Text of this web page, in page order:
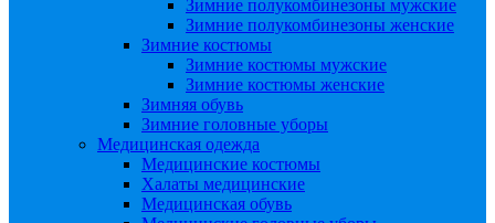
Зимние полукомбинезоны мужские
Зимние полукомбинезоны женские
Зимние костюмы
Зимние костюмы мужские
Зимние костюмы женские
Зимняя обувь
Зимние головные уборы
Медицинская одежда
Медицинские костюмы
Халаты медицинские
Медицинская обувь